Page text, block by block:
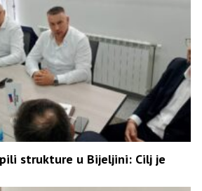
strukture u Bijeljini: Cilj je